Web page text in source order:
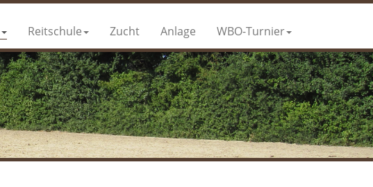
Reitschule Zucht Anlage WBO-Turnier